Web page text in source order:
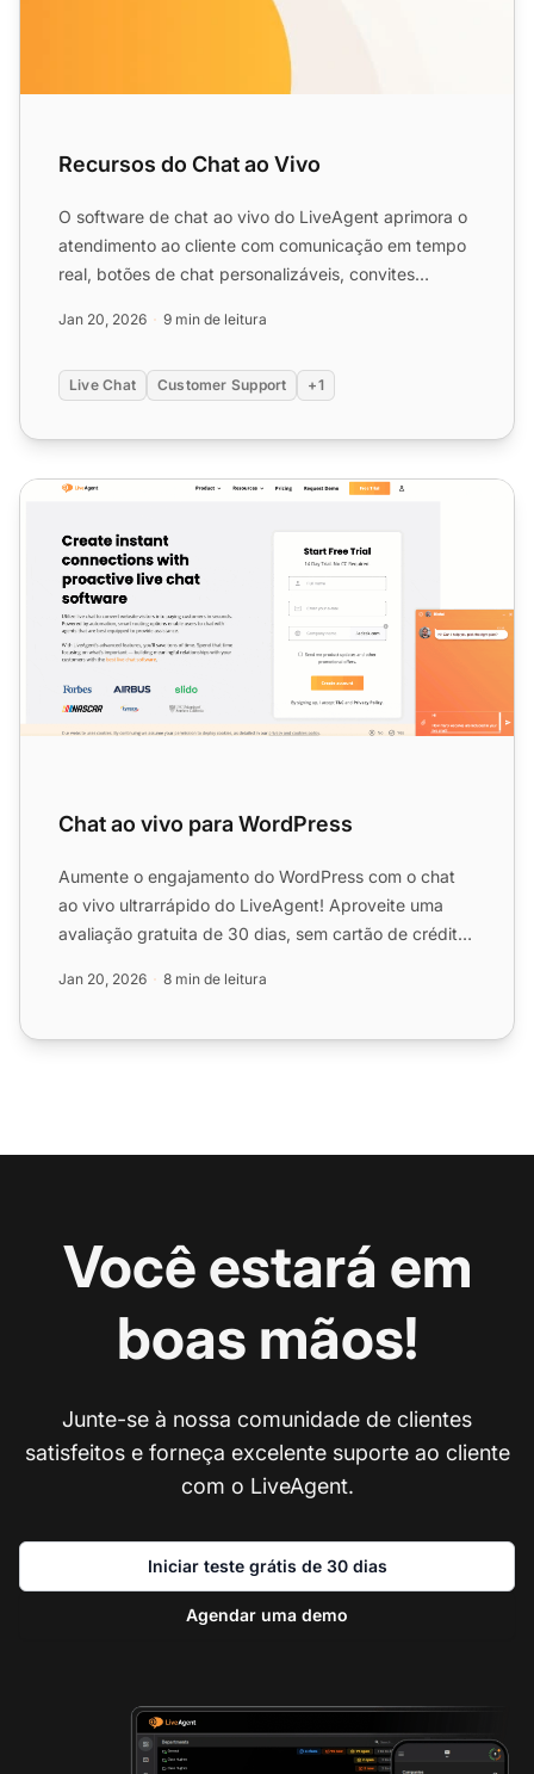
Recursos do Chat ao Vivo
O software de chat ao vivo do LiveAgent aprimora o
atendimento ao cliente com comunicação em tempo
real, botões de chat personalizáveis, convites
Jan 20, 2026 9 min de leitura
Live Chat Customer Support +1
Chat ao vivo para WordPress
Chat ao vivo para WordPress
Aumente o engajamento do WordPress com o chat
ao vivo ultrarrápido do LiveAgent! Aproveite uma
avaliação gratuita de 30 dias, sem cartão de crédito
Jan 20, 2026 8 min de leitura
Você estará em
boas mãos!
Junte-se à nossa comunidade de clientes
satisfeitos e forneça excelente suporte ao cliente
com o LiveAgent.
Iniciar teste grátis de 30 dias
Agendar uma demo